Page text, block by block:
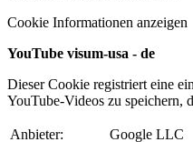
Cookie Informationen anzeigen
YouTube visum-usa - de
Dieser Cookie registriert eine
YouTube-Videos zu speichern,
Anbieter:
Google LLC